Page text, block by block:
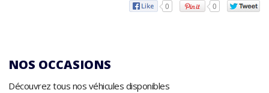
0 0
NOS OCCASIONS
Découvrez tous nos véhicules disponibles